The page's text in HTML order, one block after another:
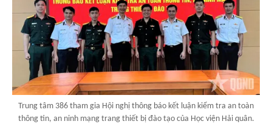
Trung tâm 386 tham gia Hội nghị thông báo kết luận kiểm tra an toàn
thông tin, an ninh mạng trang thiết bị đào tạo của Học viện Hải quân.